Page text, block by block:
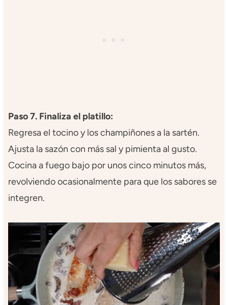
Paso 7. Finaliza el platillo:
Regresa el tocino y los champiñones a la sartén.
Ajusta la sazón con más sal y pimienta al gusto.
Cocina a fuego bajo por unos cinco minutos más,
revolviendo ocasionalmente para que los sabores se
integren.